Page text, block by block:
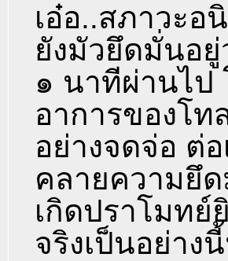
เอ๋อ..สภาวะอ
ยังมัวยึดมั่นอยู่
๑ นาทีผ่านไป
อาการของโ
อย่างจดจ่อ ต่
คลายความยึ
เกิดปราโมท
จริงเป็นอย่าง